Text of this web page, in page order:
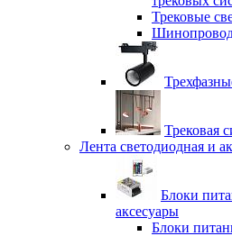
Трековые
Трековая
Лента светодиодная и
Блоки
аксесуары
Блоки